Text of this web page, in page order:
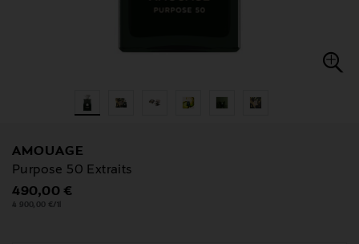
AMOUAGE
Purpose 50 Extraits
Original Price
490,00 €
4 900,00 €/1l